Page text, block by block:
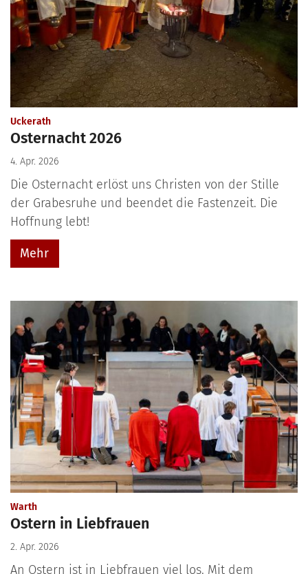
Uckerath:
Osternacht 2026
4. Apr. 2026
Die Osternacht erlöst uns Christen von der Stille
der Grabesruhe und beendet die Fastenzeit. Die
Hoffnung lebt!
Mehr
Warth:
Ostern in Liebfrauen
2. Apr. 2026
An Ostern ist in Liebfrauen viel los. Mit dem